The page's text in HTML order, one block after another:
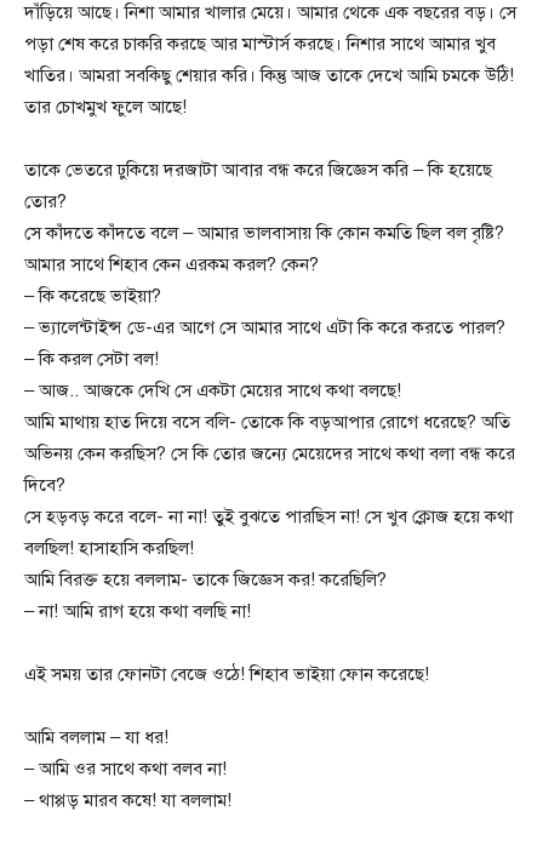
দাঁড়িয়ে আছে। নিশা আমার খালার মেয়ে। আমার থেকে এক বছরের বড়। সে
পড়া শেষ করে চাকরি করছে আর মাস্টার্স করছে। নিশার সাথে আমার খুব
খাতির। আমরা সবকিছু শেয়ার করি। কিন্তু আজ তাকে দেখে আমি চমকে উঠি!
তার চোখমুখ ফুলে আছে!
তাকে ভেতরে ঢুকিয়ে দরজাটা আবার বন্ধ করে জিজ্ঞেস করি – কি হয়েছে
তোর?
সে কাঁদতে কাঁদতে বলে – আমার ভালবাসায় কি কোন কমতি ছিল বল বৃষ্টি?
আমার সাথে শিহাব কেন এরকম করল? কেন?
– কি করেছে ভাইয়া?
– ভ্যালেন্টাইন্স ডে-এর আগে সে আমার সাথে এটা কি করে করতে পারল?
– কি করল সেটা বল!
– আজ.. আজকে দেখি সে একটা মেয়ের সাথে কথা বলছে!
আমি মাথায় হাত দিয়ে বসে বলি- তোকে কি বড়আপার রোগে ধরেছে? অতি
অভিনয় কেন করছিস? সে কি তোর জন্যে মেয়েদের সাথে কথা বলা বন্ধ করে
দিবে?
সে হড়বড় করে বলে- না না! তুই বুঝতে পারছিস না! সে খুব ক্লোজ হয়ে কথা
বলছিল! হাসাহাসি করছিল!
আমি বিরক্ত হয়ে বললাম- তাকে জিজ্ঞেস কর! করেছিলি?
– না! আমি রাগ হয়ে কথা বলছি না!
এই সময় তার ফোনটা বেজে ওঠে! শিহাব ভাইয়া ফোন করেছে!
আমি বললাম – যা ধর!
– আমি ওর সাথে কথা বলব না!
– থাপ্পড় মারব কষে! যা বললাম!